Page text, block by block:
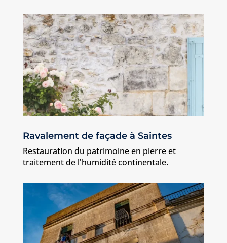
Ravalement de façade à Saintes
Restauration du patrimoine en pierre et
traitement de l'humidité continentale.